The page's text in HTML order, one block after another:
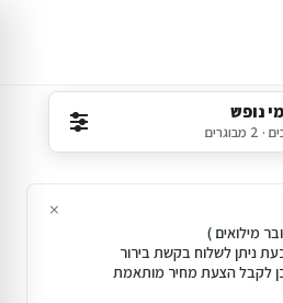
נופש
מילואים )
ניתן לשלוח בקשת בירור
לקבל הצעת מחיר מותאמת
×